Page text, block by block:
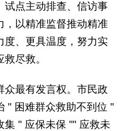
试点主动排查、信访事
，以精准监督推动精准
度、更具温度，努力实
尽救。
众最有发言权。市民政
" 困难群众救助不到位 "
集 " 应保未保 "" 应救未